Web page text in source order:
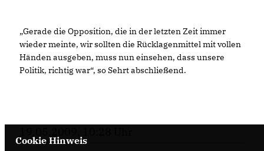
Gerade die Opposition, die in der letzten Zeit immer
wieder meinte, wir sollten die Rücklagenmittel mit vollen
Händen ausgeben, muss nun einsehen, dass unsere
Politik, richtig war“, so Sehrt abschließend.
Cookie Hinweis